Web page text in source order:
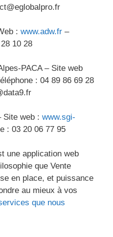
: www.adw.fr –
10 28
PACA – Site web
: 04 89 86 69 28
Site web : www.sgi-
: 03 20 06 77 95
une application web
que Vente
en place, et puissance
au mieux à vos
que nous